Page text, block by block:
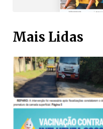
Mais Lidas